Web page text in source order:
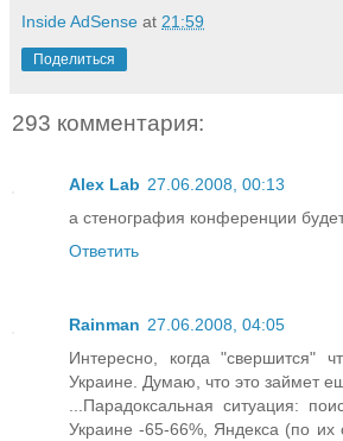
Inside AdSense at 21:59
Поделиться
293 комментария:
Alex Lab 27.06.2008, 00:13
а стенография конференции
Ответить
Rainman 27.06.2008, 04:05
Интересно, когда "свершится"
Украине. Думаю, что это займет
...Парадоксальная ситуация:
Украине -65-66%, Яндекса (по их